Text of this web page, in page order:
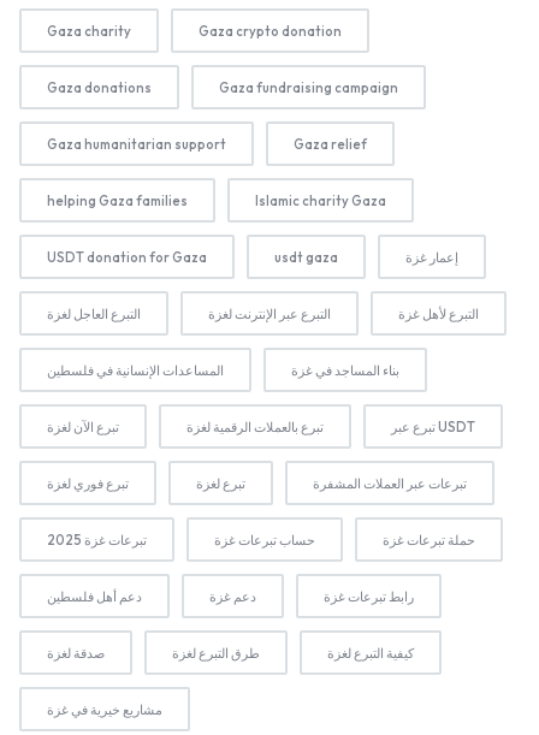
Gaza charity Gaza crypto donation
Gaza donations Gaza fundraising campaign
Gaza humanitarian support Gaza relief
helping Gaza families Islamic charity Gaza
USDT donation for Gaza usdt gaza إعمار غزة
التبرع العاجل لغزة التبرع عبر الإنترنت لغزة التبرع لأهل غزة
المساعدات الإنسانية في فلسطين بناء المساجد في غزة
تبرع الآن لغزة تبرع بالعملات الرقمية لغزة تبرع عبر USDT
تبرع فوري لغزة تبرع لغزة تبرعات عبر العملات المشفرة
تبرعات غزة 2025 حساب تبرعات غزة حملة تبرعات غزة
دعم أهل فلسطين دعم غزة رابط تبرعات غزة
صدقة لغزة طرق التبرع لغزة كيفية التبرع لغزة
مشاريع خيرية في غزة